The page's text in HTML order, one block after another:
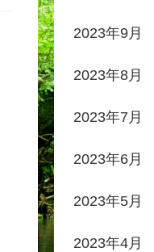
2023年9月
2023年8月
2023年7月
2023年6月
2023年5月
2023年4月